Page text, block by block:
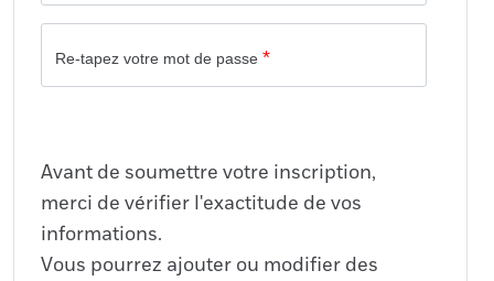
Re-tapez votre mot de passe *
Avant de soumettre votre inscription,
merci de vérifier l'exactitude de vos
informations.
Vous pourrez ajouter ou modifier des